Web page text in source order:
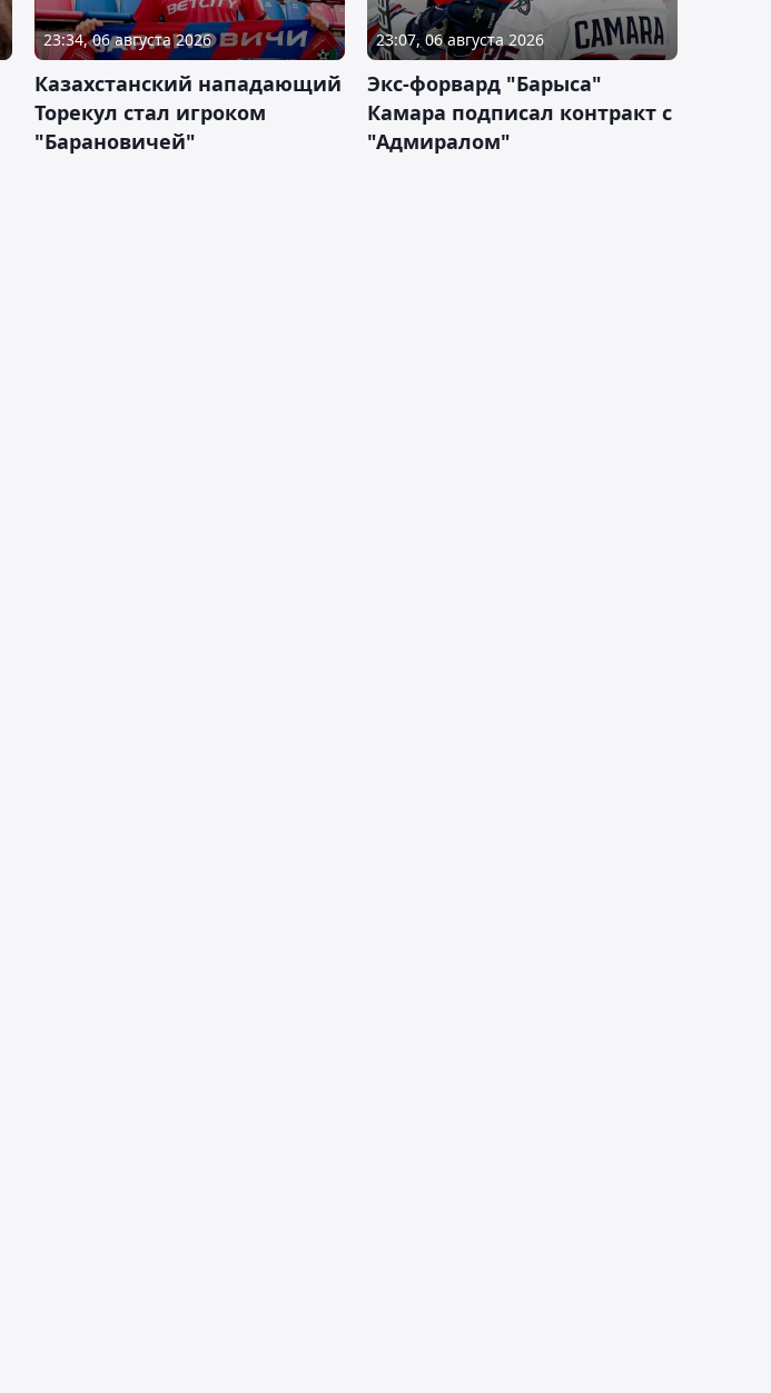
23:34, 06 августа 2026
Казахстанский нападающий
Торекул стал игроком
"Барановичей"
23:07, 06 августа 2026
Экс-форвард "Барыса"
Камара подписал контракт с
"Адмиралом"